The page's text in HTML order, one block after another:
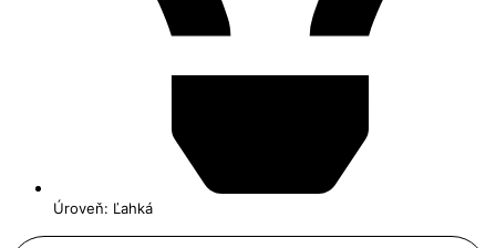
Úroveň: Ľahká